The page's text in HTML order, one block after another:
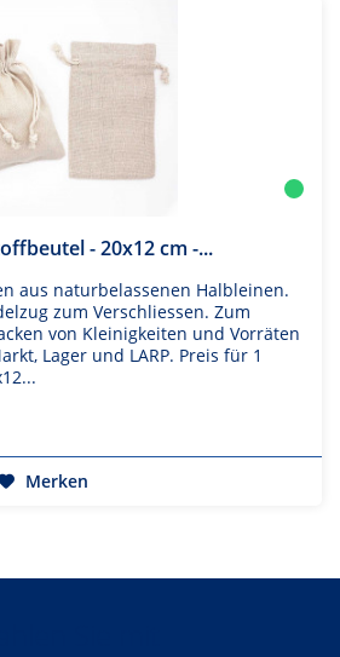
- 20x12 cm -...
aus naturbelassenen Halbleinen.
zum Verschliessen. Zum
von Kleinigkeiten und Vorräten
Lager und LARP. Preis für 1
Merken